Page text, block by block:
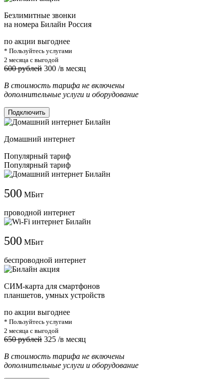
Безлимитные звонки
на номера Билайн Россия
по акции выгоднее
* Пользуйтесь услугами
2 месяца с выгодой
600 рублей 300 /в месяц
В стоимость тарифа не включены
дополнительные услуги и оборудование
Подключить
Домашний интернет
Популярный тариф
Популярный тариф
500 МБит
проводной интернет
500 МБит
беспроводной интернет
СИМ-карта для смартфонов
планшетов, умных устройств
по акции выгоднее
* Пользуйтесь услугами
2 месяца с выгодой
650 рублей 325 /в месяц
В стоимость тарифа не включены
дополнительные услуги и оборудование